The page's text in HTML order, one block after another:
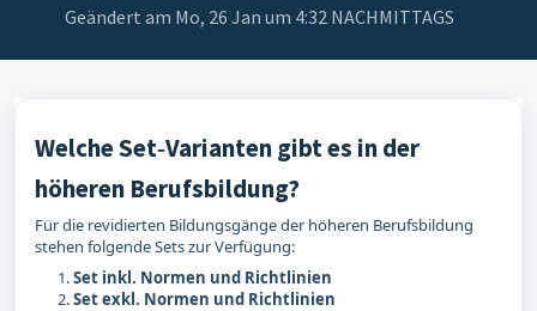
Geändert am Mo, 26 Jan um 4:32 NACHMITTAGS
Welche Set‑Varianten gibt es in der
höheren Berufsbildung?
Für die revidierten Bildungsgänge der höheren Berufsbildung
stehen folgende Sets zur Verfügung:
Set inkl. Normen und Richtlinien
Set exkl. Normen und Richtlinien